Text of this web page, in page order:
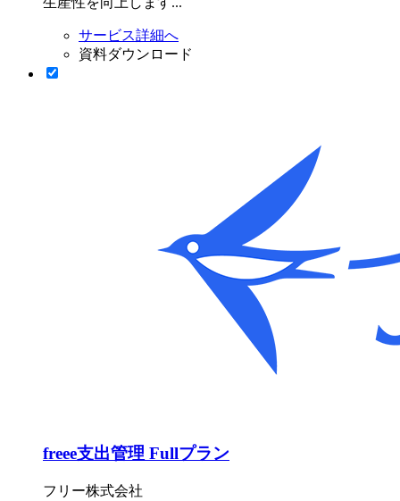
サービス詳細へ
資料ダウンロード
freee支出管理 Fullプラン
フリー株式会社